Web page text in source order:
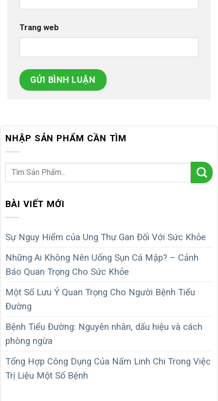
Trang web
NHẬP SẢN PHẨM CẦN TÌM
BÀI VIẾT MỚI
Sự Nguy Hiểm của Ung Thư Gan Đối Với Sức Khỏe
Những Ai Không Nên Uống Sụn Cá Mập? – Cảnh
Báo Quan Trọng Cho Sức Khỏe
Một Số Lưu Ý Quan Trọng Cho Người Bệnh Tiểu
Đường
Bệnh Tiểu Đường: Nguyên nhân, dấu hiệu và cách
phòng ngừa
Tổng Hợp Công Dụng Của Nấm Linh Chi Trong Việc
Trị Liệu Một Số Bệnh